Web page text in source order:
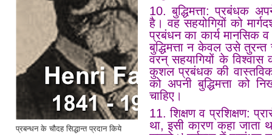
प्रबन्धन के चौदह सिद्धान्त प्रदान किये
10. बुद्धिमत्ता: प्रबंधक
है। वह सहयोगियों को
प्रबंधन का कार्य मानसिक
बुद्धिमत्ता न केवल उसे तुरन्त
वरन् सहयागियों के विश्वास
कुशल प्रबंधक की
को अपनी बुद्धिमत्ता को
चाहिए।
11. शिक्षण व प्रशिक्षण:
था, इसी कारण कहा जाता